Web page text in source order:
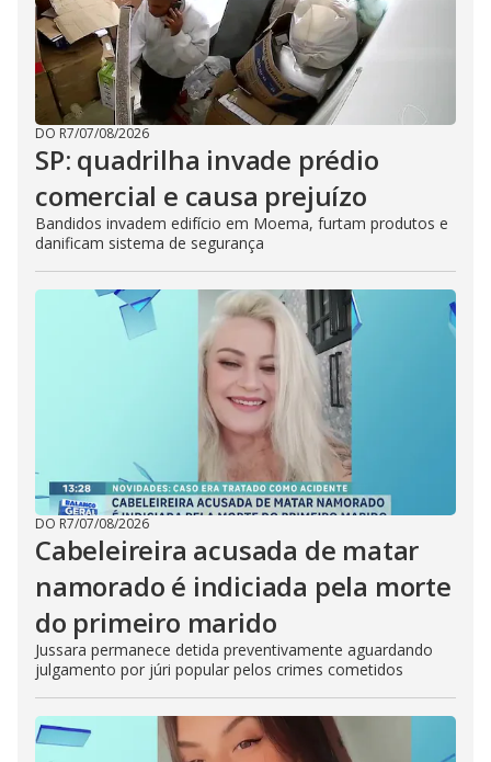
DO R7/07/08/2026
SP: quadrilha invade prédio
comercial e causa prejuízo
Bandidos invadem edifício em Moema, furtam produtos e
danificam sistema de segurança
DO R7/07/08/2026
Cabeleireira acusada de matar
namorado é indiciada pela morte
do primeiro marido
Jussara permanece detida preventivamente aguardando
julgamento por júri popular pelos crimes cometidos